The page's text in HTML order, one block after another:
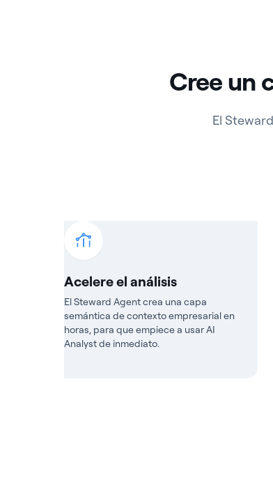
Cree un
El
Acelere el análisis
El Steward Agent crea una capa
semántica de contexto empresarial en
horas, para que empiece a usar AI
Analyst de inmediato.